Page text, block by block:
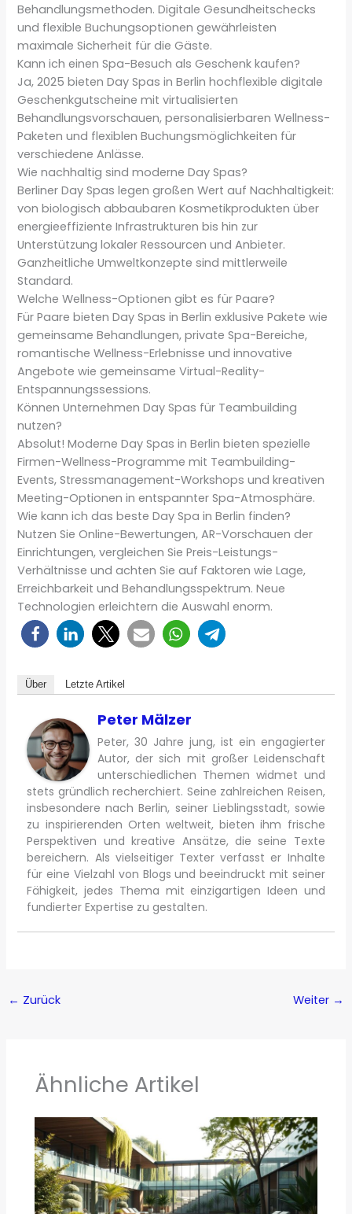
Behandlungsmethoden. Digitale Gesundheitschecks
und flexible Buchungsoptionen gewährleisten
maximale Sicherheit für die Gäste.
Kann ich einen Spa-Besuch als Geschenk kaufen?
Ja, 2025 bieten Day Spas in Berlin hochflexible digitale
Geschenkgutscheine mit virtualisierten
Behandlungsvorschauen, personalisierbaren Wellness-
Paketen und flexiblen Buchungsmöglichkeiten für
verschiedene Anlässe.
Wie nachhaltig sind moderne Day Spas?
Berliner Day Spas legen großen Wert auf Nachhaltigkeit:
von biologisch abbaubaren Kosmetikprodukten über
energieeffiziente Infrastrukturen bis hin zur
Unterstützung lokaler Ressourcen und Anbieter.
Ganzheitliche Umweltkonzepte sind mittlerweile
Standard.
Welche Wellness-Optionen gibt es für Paare?
Für Paare bieten Day Spas in Berlin exklusive Pakete wie
gemeinsame Behandlungen, private Spa-Bereiche,
romantische Wellness-Erlebnisse und innovative
Angebote wie gemeinsame Virtual-Reality-
Entspannungssessions.
Können Unternehmen Day Spas für Teambuilding
nutzen?
Absolut! Moderne Day Spas in Berlin bieten spezielle
Firmen-Wellness-Programme mit Teambuilding-
Events, Stressmanagement-Workshops und kreativen
Meeting-Optionen in entspannter Spa-Atmosphäre.
Wie kann ich das beste Day Spa in Berlin finden?
Nutzen Sie Online-Bewertungen, AR-Vorschauen der
Einrichtungen, vergleichen Sie Preis-Leistungs-
Verhältnisse und achten Sie auf Faktoren wie Lage,
Erreichbarkeit und Behandlungsspektrum. Neue
Technologien erleichtern die Auswahl enorm.
Über Letzte Artikel
Peter Mälzer
Peter, 30 Jahre jung, ist ein engagierter
Autor, der sich mit großer Leidenschaft
unterschiedlichen Themen widmet und
stets gründlich recherchiert. Seine zahlreichen Reisen,
insbesondere nach Berlin, seiner Lieblingsstadt, sowie
zu inspirierenden Orten weltweit, bieten ihm frische
Perspektiven und kreative Ansätze, die seine Texte
bereichern. Als vielseitiger Texter verfasst er Inhalte
für eine Vielzahl von Blogs und beeindruckt mit seiner
Fähigkeit, jedes Thema mit einzigartigen Ideen und
fundierter Expertise zu gestalten.
← Zurück Weiter →
Ähnliche Artikel